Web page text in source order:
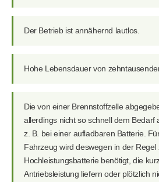
Der Betrieb ist annähernd lautlos.
Hohe Lebensdauer von
Die von einer Brennstoffzelle
allerdings nicht so schnell dem Bedarf
z. B. bei einer aufladbaren Batterie.
Fahrzeug wird deswegen in der Regel
Hochleistungsbatterie benötigt, die
Antriebsleistung liefern oder plötzlich